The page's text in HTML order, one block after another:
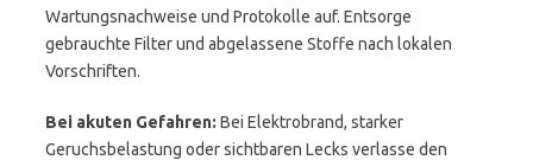
Wartungsnachweise und Protokolle auf. Entsorge
gebrauchte Filter und abgelassene Stoffe nach lokalen
Vorschriften.
Bei akuten Gefahren: Bei Elektrobrand, starker
Geruchsbelastung oder sichtbaren Lecks verlasse den